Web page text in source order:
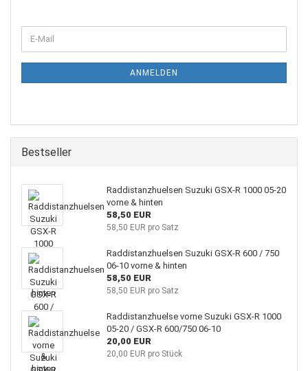
ZUR
NEWSLETTER-
E-
Mail
ANMELDEN
Bestseller
Raddistanzhuelsen Suzuki GSX-R 1000 05-20
vorne & hinten
58,50 EUR
58,50 EUR pro Satz
Raddistanzhuelsen Suzuki GSX-R 600 / 750
06-10 vorne & hinten
58,50 EUR
58,50 EUR pro Satz
Raddistanzhuelse vorne Suzuki GSX-R 1000
05-20 / GSX-R 600/750 06-10
20,00 EUR
20,00 EUR pro Stück